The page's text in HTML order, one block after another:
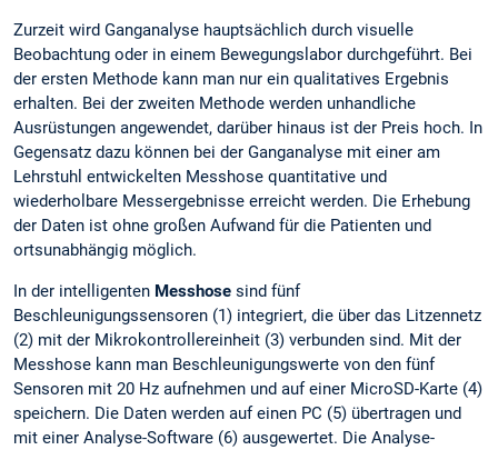
Zurzeit wird Ganganalyse hauptsächlich durch visuelle
Beobachtung oder in einem Bewegungslabor durchgeführt. Bei
der ersten Methode kann man nur ein qualitatives Ergebnis
erhalten. Bei der zweiten Methode werden unhandliche
Ausrüstungen angewendet, darüber hinaus ist der Preis hoch. In
Gegensatz dazu können bei der Ganganalyse mit einer am
Lehrstuhl entwickelten Messhose quantitative und
wiederholbare Messergebnisse erreicht werden. Die Erhebung
der Daten ist ohne großen Aufwand für die Patienten und
ortsunabhängig möglich.
In der intelligenten Messhose sind fünf
Beschleunigungssensoren (1) integriert, die über das Litzennetz
(2) mit der Mikrokontrollereinheit (3) verbunden sind. Mit der
Messhose kann man Beschleunigungswerte von den fünf
Sensoren mit 20 Hz aufnehmen und auf einer MicroSD-Karte (4)
speichern. Die Daten werden auf einen PC (5) übertragen und
mit einer Analyse-Software (6) ausgewertet. Die Analyse-